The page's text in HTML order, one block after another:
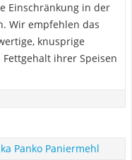
Einschränkung in der
Wir empfehlen das
knusprige
ihrer Speisen
Panko Paniermehl